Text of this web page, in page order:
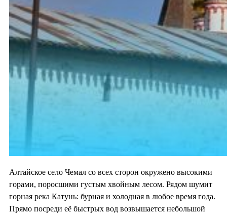
Алтайское село Чемал со всех сторон окружено высокими
горами, поросшими густым хвойным лесом. Рядом шумит
горная река Катунь: бурная и холодная в любое время года.
Прямо посреди её быстрых вод возвышается небольшой